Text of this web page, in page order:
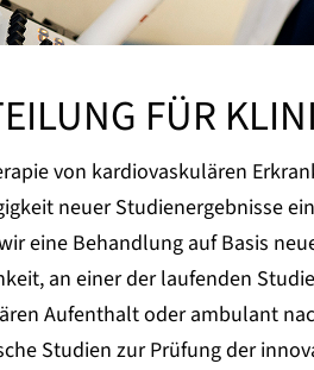
FÜR
von kardiovaskulären
neuer Studienergebnisse
eine Behandlung auf Basis
an einer der laufenden
Aufenthalt oder ambulant
Studien zur Prüfung der